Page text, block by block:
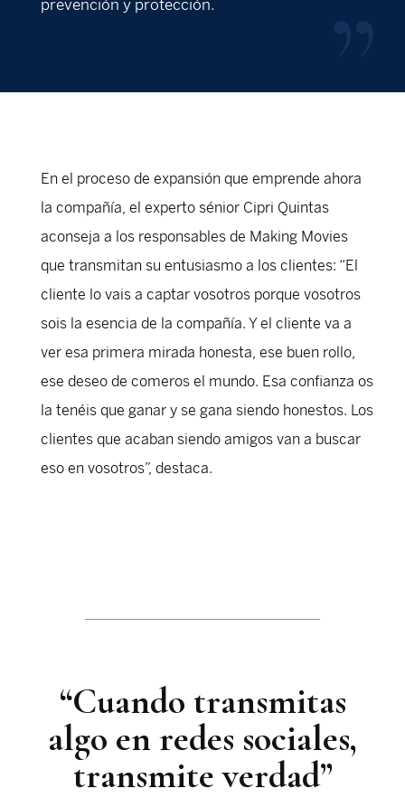
prevención y protección.
En el proceso de expansión que emprende ahora
la compañía, el experto sénior Cipri Quintas
aconseja a los responsables de Making Movies
que transmitan su entusiasmo a los clientes: “El
cliente lo vais a captar vosotros porque vosotros
sois la esencia de la compañía. Y el cliente va a
ver esa primera mirada honesta, ese buen rollo,
ese deseo de comeros el mundo. Esa confianza os
la tenéis que ganar y se gana siendo honestos. Los
clientes que acaban siendo amigos van a buscar
eso en vosotros”, destaca.
“Cuando transmitas
algo en redes sociales,
transmite verdad”